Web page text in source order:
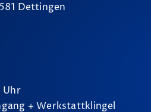
Dettingen
Uhr
+ Werkstattklingel